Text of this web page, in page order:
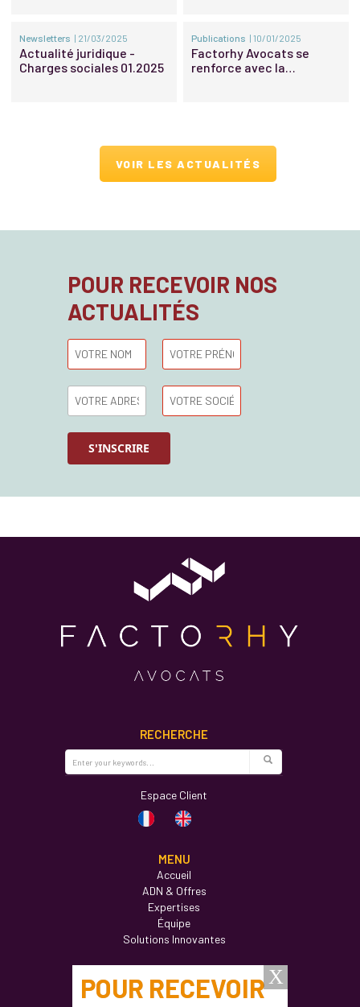
Newsletters | 21/03/2025
Actualité juridique -
Charges sociales 01.2025
Publications | 10/01/2025
Factorhy Avocats se
renforce avec la
VOIR LES ACTUALITÉS
POUR RECEVOIR NOS
ACTUALITÉS
RECHERCHE
Espace Client
MENU
Accueil
ADN & Offres
Expertises
Équipe
Solutions Innovantes
Actualités